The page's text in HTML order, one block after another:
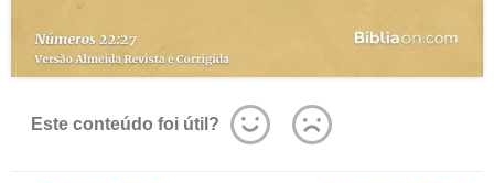
Este conteúdo foi útil?